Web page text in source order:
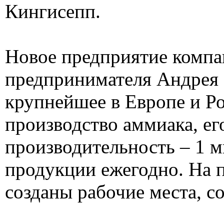
Кингисепп.
Новое предприятие
предпринимателя
крупнейшее в Европе и
производство аммиака,
производительность – 1
продукции ежегодно. На
созданы рабочие места,